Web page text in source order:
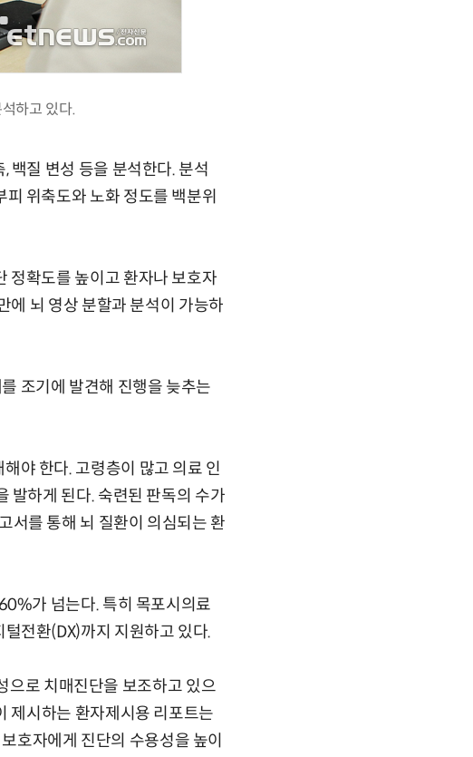
하고 있다.
백질 변성 등을 분석한다. 분석
위축도와 노화 정도를 백분위
정확도를 높이고 환자나 보호자
에 뇌 영상 분할과 분석이 가능하
조기에 발견해 진행을 늦추는
야 한다. 고령층이 많고 의료 인
발하게 된다. 숙련된 판독의 수가
서를 통해 뇌 질환이 의심되는 환
가 넘는다. 특히 목포시의료
전환(DX)까지 지원하고 있다.
으로 치매진단을 보조하고 있으
제시하는 환자제시용 리포트는
호자에게 진단의 수용성을 높이